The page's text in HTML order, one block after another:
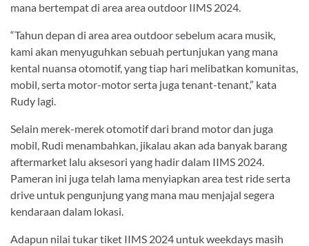
mana bertempat di area area outdoor IIMS 2024.
“Tahun depan di area area outdoor sebelum acara musik,
kami akan menyuguhkan sebuah pertunjukan yang mana
kental nuansa otomotif, yang tiap hari melibatkan komunitas,
mobil, serta motor-motor serta juga tenant-tenant,” kata
Rudy lagi.
Selain merek-merek otomotif dari brand motor dan juga
mobil, Rudi menambahkan, jikalau akan ada banyak barang
aftermarket lalu aksesori yang hadir dalam IIMS 2024.
Pameran ini juga telah lama menyiapkan area test ride serta
drive untuk pengunjung yang mana mau menjajal segera
kendaraan dalam lokasi.
Adapun nilai tukar tiket IIMS 2024 untuk weekdays masih